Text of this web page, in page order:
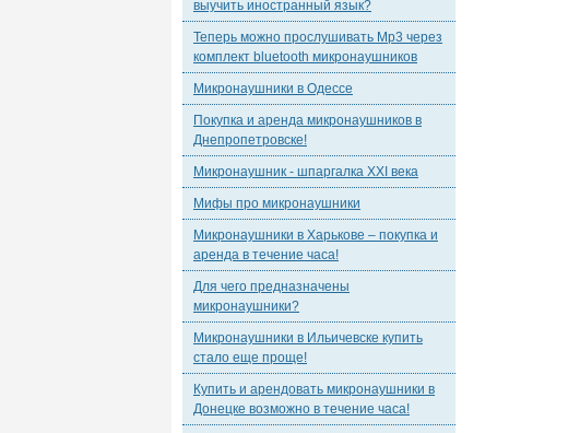
выучить иностранный язык?
Теперь можно прослушивать Mp3 через
комплект bluetooth микронаушников
Микронаушники в Одессе
Покупка и аренда микронаушников в
Днепропетровске!
Микронаушник - шпаргалка XXI века
Мифы про микронаушники
Микронаушники в Харькове – покупка и
аренда в течение часа!
Для чего предназначены
микронаушники?
Микронаушники в Ильичевске купить
стало еще проще!
Купить и арендовать микронаушники в
Донецке возможно в течение часа!